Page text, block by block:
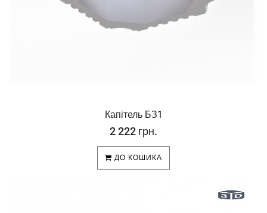
Капітель БЗ1
2 222 грн.
ДО КОШИКА